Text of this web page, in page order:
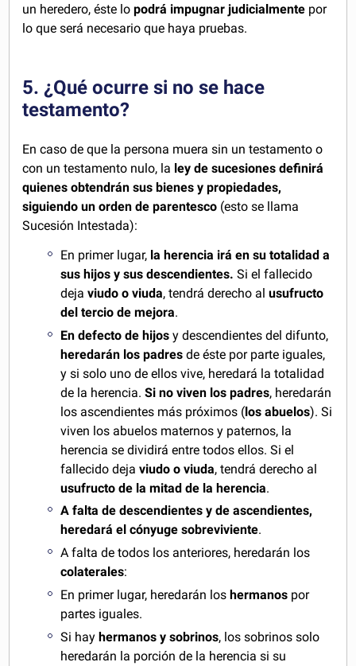
un heredero, éste lopodrá impugnar judicialmente por
lo que será necesario que haya pruebas.
5. ¿Qué ocurre si no se hace
testamento?
En caso de que la persona muera sin un testamento o
con un testamento nulo, la ley de sucesiones definirá
quienes obtendrán sus bienes y propiedades,
siguiendo un orden de parentesco (esto se llama
Sucesión Intestada):
En primer lugar, la herencia irá en su totalidad a
sus hijos y sus descendientes.Si el fallecido
dejaviudo o viuda, tendrá derecho alusufructo
del tercio de mejora.
En defecto de hijos y descendientes del difunto,
heredarán los padres de éste por parte iguales,
y si solo uno de ellos vive, heredará la totalidad
de la herencia.Si no viven los padres, heredarán
los ascendientes más próximos (los abuelos). Si
viven los abuelos maternos y paternos, la
herencia se dividirá entre todos ellos. Si el
fallecido dejaviudo o viuda, tendrá derecho al
usufructo de la mitad de la herencia.
A falta de descendientes y de ascendientes,
heredará el cónyuge sobreviviente.
A falta de todos los anteriores, heredarán los
colaterales:
En primer lugar, heredarán loshermanos por
partes iguales.
Si hayhermanos y sobrinos, los sobrinos solo
heredarán la porción de la herencia si su